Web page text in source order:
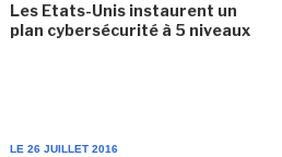
Les Etats-Unis instaurent un
plan cybersécurité à 5 niveaux
LE 26 JUILLET 2016